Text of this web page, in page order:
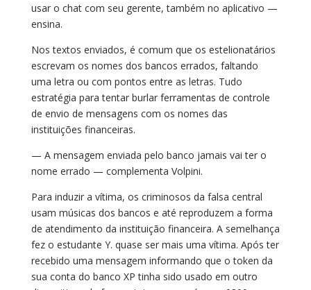
usar o chat com seu gerente, também no aplicativo —
ensina.
Nos textos enviados, é comum que os estelionatários
escrevam os nomes dos bancos errados, faltando
uma letra ou com pontos entre as letras. Tudo
estratégia para tentar burlar ferramentas de controle
de envio de mensagens com os nomes das
instituições financeiras.
— A mensagem enviada pelo banco jamais vai ter o
nome errado — complementa Volpini.
Para induzir a vítima, os criminosos da falsa central
usam músicas dos bancos e até reproduzem a forma
de atendimento da instituição financeira. A semelhança
fez o estudante Y. quase ser mais uma vítima. Após ter
recebido uma mensagem informando que o token da
sua conta do banco XP tinha sido usado em outro